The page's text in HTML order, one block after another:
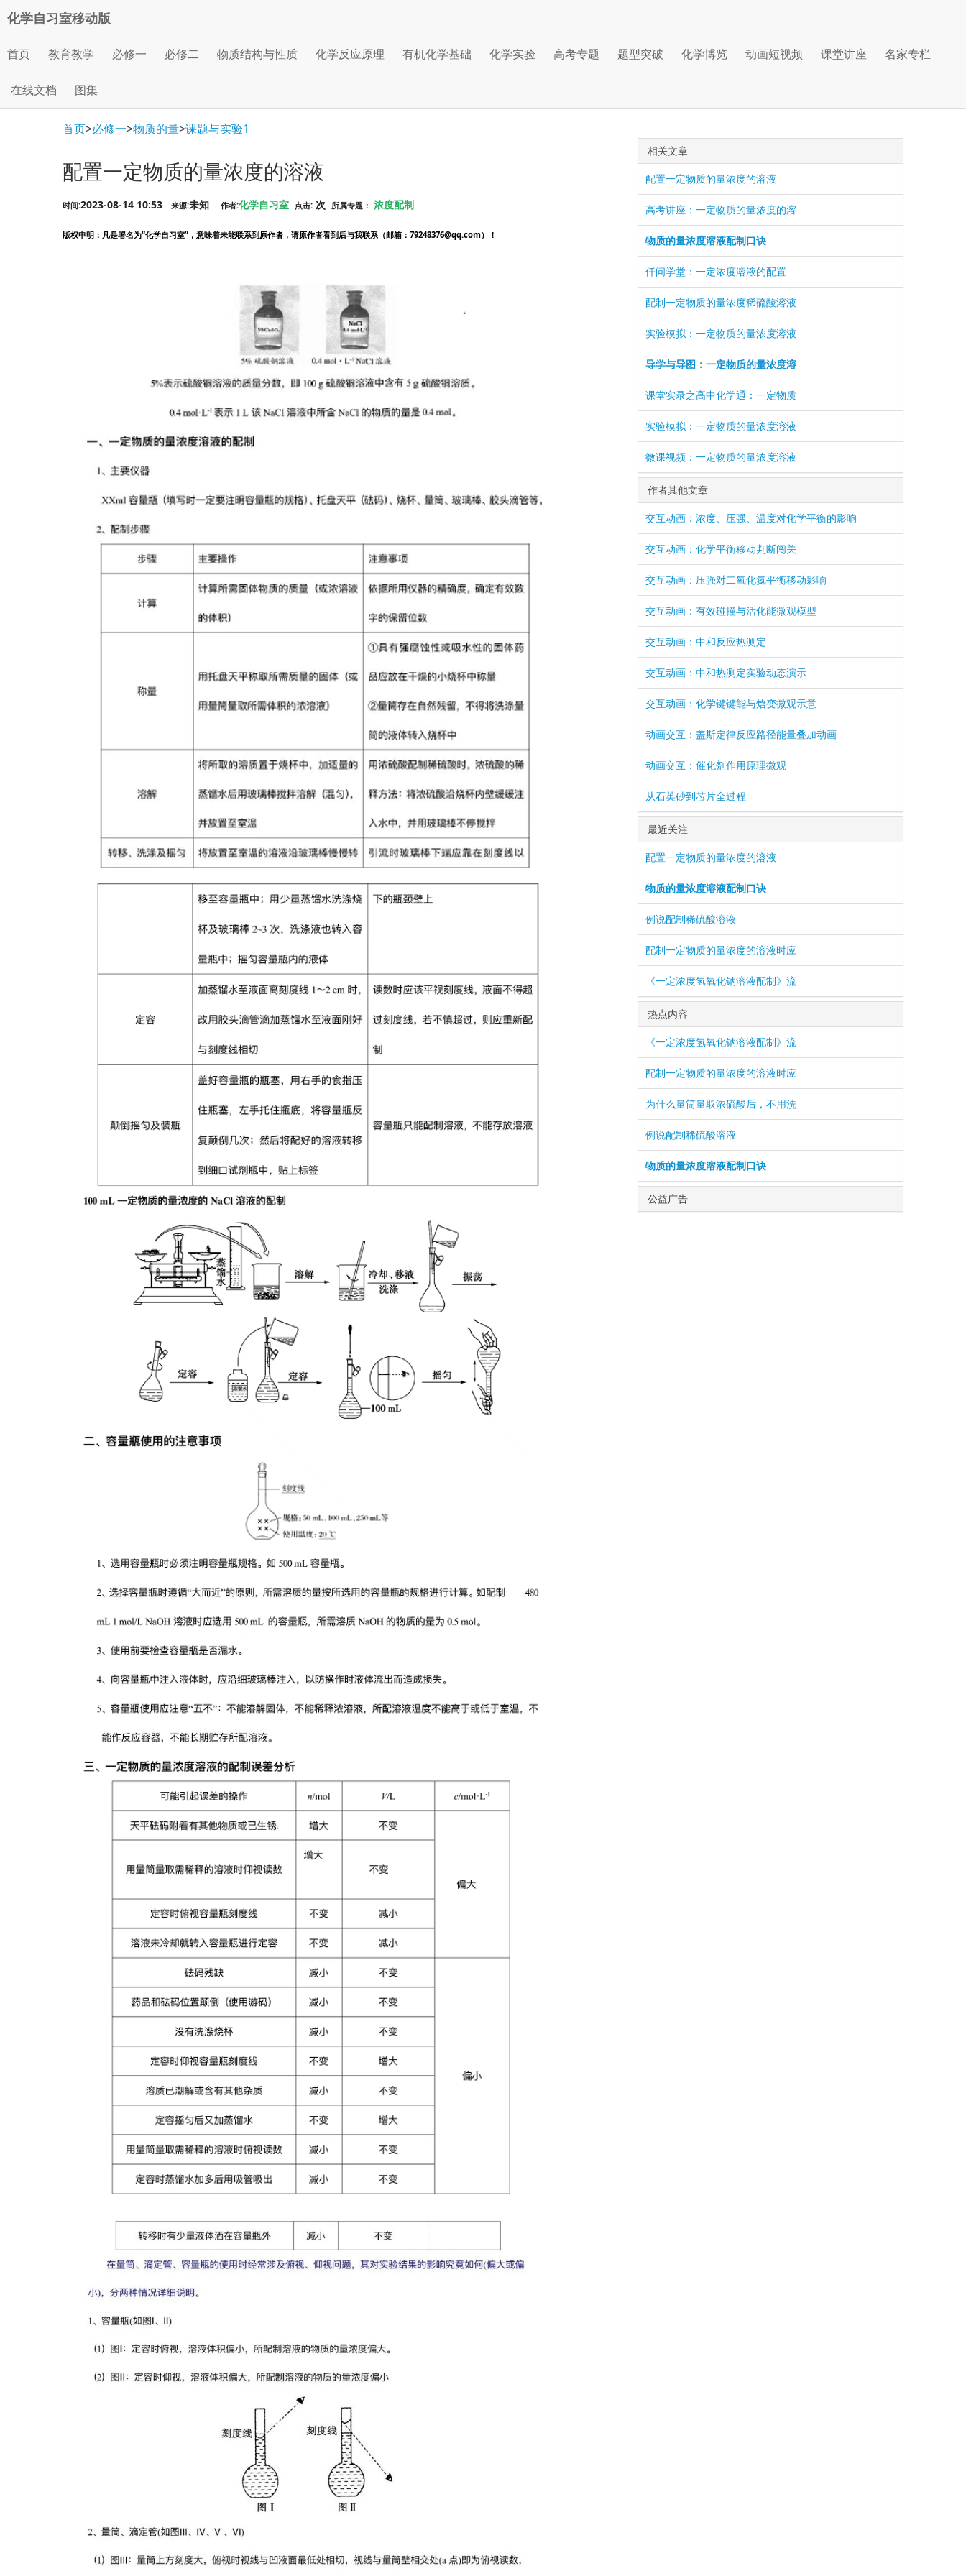
化学自习室移动版
首页 教育教学 必修一 必修二 物质结构与性质 化学反应原理 有机化学基础 化学实验 高考专题 题型突破 化学博览 动画短视频 课堂讲座 名家专栏
在线文档 图集
首页>必修一>物质的量>课题与实验1
配置一定物质的量浓度的溶液
时间:2023-08-14 10:53 来源:未知 作者:化学自习室 点击: 次 所属专题： 浓度配制
版权申明 ：凡是署名为“化学自习室”，意味着未能联系到原作者，请原作者看到后与我联系（邮箱：79248376@qq.com）！
相关文章
配置一定物质的量浓度的溶液
高考讲座：一定物质的量浓度的溶
物质的量浓度溶液配制口诀
仟问学堂：一定浓度溶液的配置
配制一定物质的量浓度稀硫酸溶液
实验模拟：一定物质的量浓度溶液
导学与导图：一定物质的量浓度溶
课堂实录之高中化学通：一定物质
实验模拟：一定物质的量浓度溶液
微课视频：一定物质的量浓度溶液
作者其他文章
交互动画：浓度、压强、温度对化学平衡的影响
交互动画：化学平衡移动判断闯关
交互动画：压强对二氧化氮平衡移动影响
交互动画：有效碰撞与活化能微观模型
交互动画：中和反应热测定
交互动画：中和热测定实验动态演示
交互动画：化学键键能与焓变微观示意
动画交互：盖斯定律反应路径能量叠加动画
动画交互：催化剂作用原理微观
从石英砂到芯片全过程
最近关注
配置一定物质的量浓度的溶液
物质的量浓度溶液配制口诀
例说配制稀硫酸溶液
配制一定物质的量浓度的溶液时应
《一定浓度氢氧化钠溶液配制》流
热点内容
《一定浓度氢氧化钠溶液配制》流
配制一定物质的量浓度的溶液时应
为什么量筒量取浓硫酸后，不用洗
例说配制稀硫酸溶液
物质的量浓度溶液配制口诀
公益广告